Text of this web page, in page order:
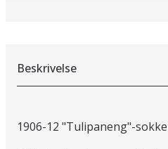
Beskrivelse
1906-12 "Tulipaneng"-